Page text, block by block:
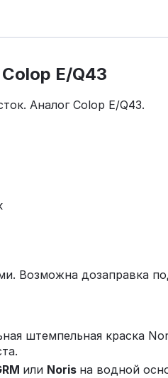
E/Q43
Аналог Colop E/Q43.
Возможна дозаправка
штемпельная краска
или Noris на водной